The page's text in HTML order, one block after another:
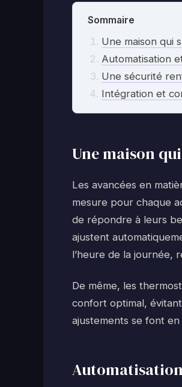
Sommaire
Une maison qui
Automatisation
Une sécurité
Intégration et
Une maison
Les avancées en
mesure pour chaque
de répondre à leurs
ajustent
l’heure de la journée,
De même, les
confort optimal,
ajustements se font